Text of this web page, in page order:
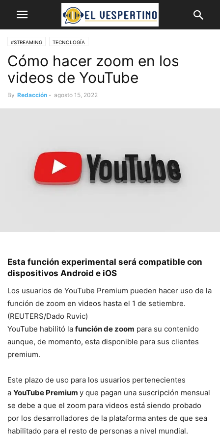
#STREAMING TECNOLOGÍA
Cómo hacer zoom en los
videos de YouTube
By Redacción - agosto 15, 2022
Esta función experimental será compatible con
dispositivos Android e iOS
Los usuarios de YouTube Premium pueden hacer uso de la
función de zoom en videos hasta el 1 de setiembre.
(REUTERS/Dado Ruvic)
YouTube habilitó la función de zoom para su contenido
aunque, de momento, esta disponible para sus clientes
premium.
Este plazo de uso para los usuarios pertenecientes
a YouTube Premium y que pagan una suscripción mensual
se debe a que el zoom para videos está siendo probado
por los desarrolladores de la plataforma antes de que sea
habilitado para el resto de personas a nivel mundial.